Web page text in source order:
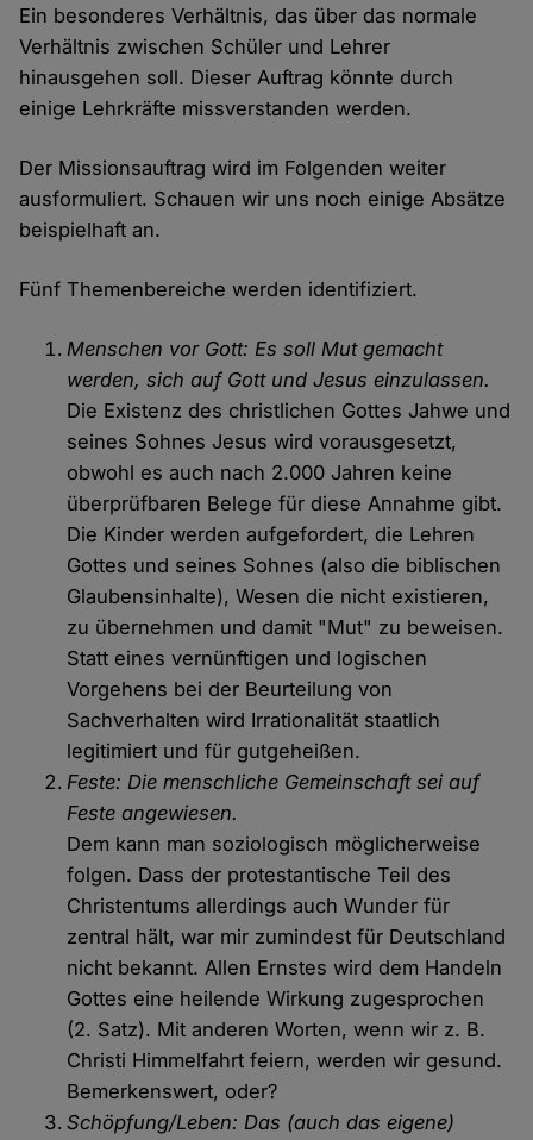
Ein besonderes Verhältnis, das über das normale
Verhältnis zwischen Schüler und Lehrer
hinausgehen soll. Dieser Auftrag könnte durch
einige Lehrkräfte missverstanden werden.
Der Missionsauftrag wird im Folgenden weiter
ausformuliert. Schauen wir uns noch einige Absätze
beispielhaft an.
Fünf Themenbereiche werden identifiziert.
Menschen vor Gott: Es soll Mut gemacht
werden, sich auf Gott und Jesus einzulassen.
Die Existenz des christlichen Gottes Jahwe und
seines Sohnes Jesus wird vorausgesetzt,
obwohl es auch nach 2.000 Jahren keine
überprüfbaren Belege für diese Annahme gibt.
Die Kinder werden aufgefordert, die Lehren
Gottes und seines Sohnes (also die biblischen
Glaubensinhalte), Wesen die nicht existieren,
zu übernehmen und damit "Mut" zu beweisen.
Statt eines vernünftigen und logischen
Vorgehens bei der Beurteilung von
Sachverhalten wird Irrationalität staatlich
legitimiert und für gutgeheißen.
Feste: Die menschliche Gemeinschaft sei auf
Feste angewiesen.
Dem kann man soziologisch möglicherweise
folgen. Dass der protestantische Teil des
Christentums allerdings auch Wunder für
zentral hält, war mir zumindest für Deutschland
nicht bekannt. Allen Ernstes wird dem Handeln
Gottes eine heilende Wirkung zugesprochen
(2. Satz). Mit anderen Worten, wenn wir z. B.
Christi Himmelfahrt feiern, werden wir gesund.
Bemerkenswert, oder?
Schöpfung/Leben: Das (auch das eigene)